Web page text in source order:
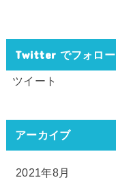
Twitter でフォロー
ツイート
アーカイブ
2021年8月